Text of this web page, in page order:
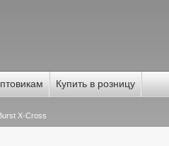
Купить в розницу
X-Cross